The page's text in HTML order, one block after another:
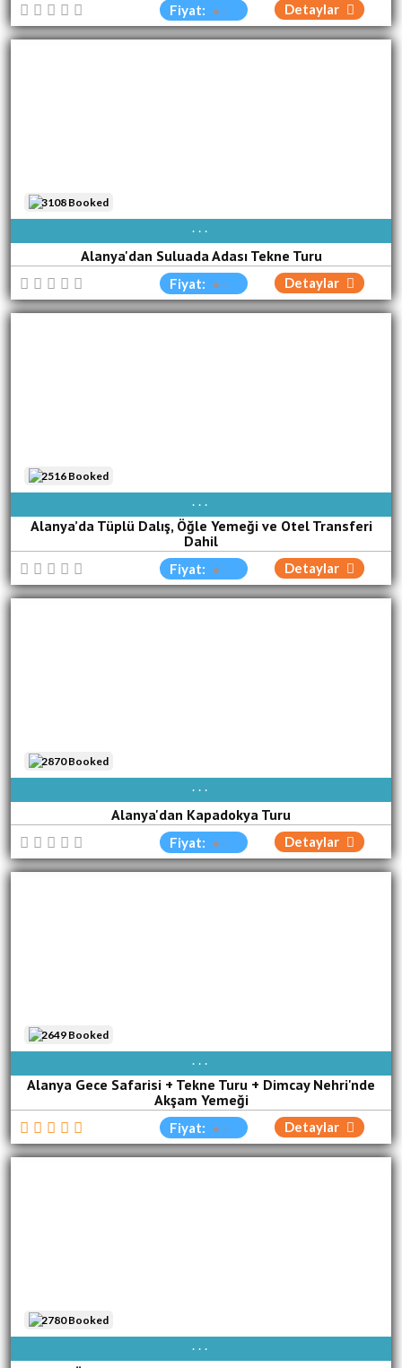
Fiyat: Detaylar
ÇA[R]
Alanya'dan Suluada Adası Tekne Turu
3108 Booked
Fiyat: Detaylar
AVAIBLE EVERY DAY
Alanya’da Tüplü Dalış, Öğle Yemeği ve Otel Transferi
Dahil
2516 Booked
Fiyat: Detaylar
AVAIBLE EVERY DAY
Alanya'dan Kapadokya Turu
2870 Booked
Fiyat: Detaylar
ÇA[R]
Alanya Gece Safarisi + Tekne Turu + Dimcay Nehri'nde
Akşam Yemeği
2649 Booked
Fiyat: Detaylar
AVAIBLE EVERY DAY
2780 Booked